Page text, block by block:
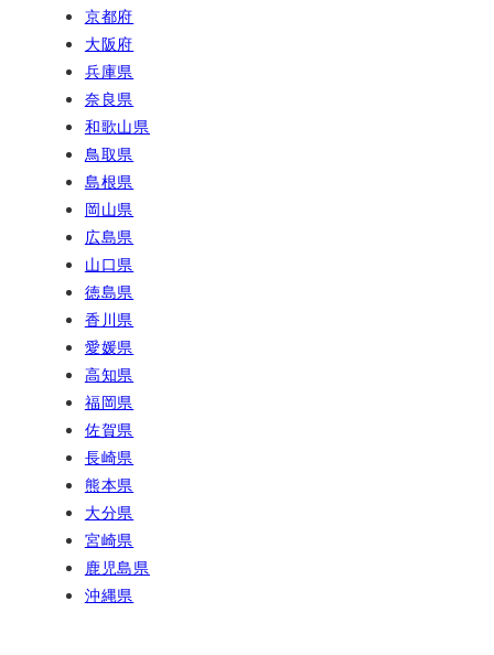
京都府
大阪府
兵庫県
奈良県
和歌山県
鳥取県
島根県
岡山県
広島県
山口県
徳島県
香川県
愛媛県
高知県
福岡県
佐賀県
長崎県
熊本県
大分県
宮崎県
鹿児島県
沖縄県